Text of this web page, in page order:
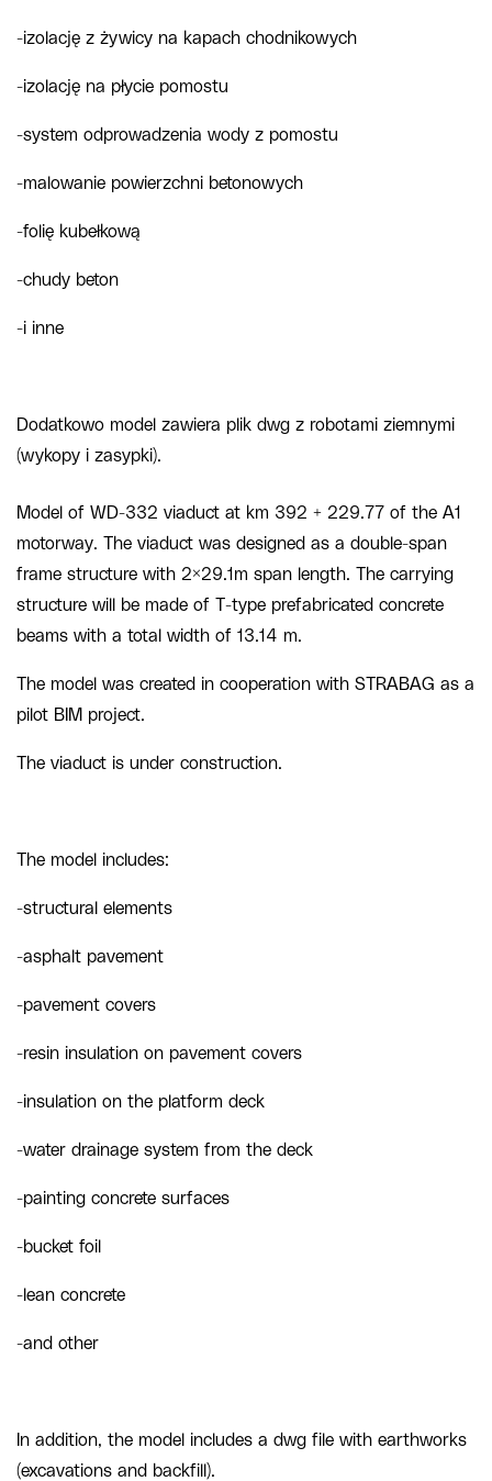
-izolację z żywicy na kapach chodnikowych
-izolację na płycie pomostu
-system odprowadzenia wody z pomostu
-malowanie powierzchni betonowych
-folię kubełkową
-chudy beton
-i inne
Dodatkowo model zawiera plik dwg z robotami ziemnymi
(wykopy i zasypki).
Model of WD-332 viaduct at km 392 + 229.77 of the A1
motorway. The viaduct was designed as a double-span
frame structure with 2×29.1m span length. The carrying
structure will be made of T-type prefabricated concrete
beams with a total width of 13.14 m.
The model was created in cooperation with STRABAG as a
pilot BIM project.
The viaduct is under construction.
The model includes:
-structural elements
-asphalt pavement
-pavement covers
-resin insulation on pavement covers
-insulation on the platform deck
-water drainage system from the deck
-painting concrete surfaces
-bucket foil
-lean concrete
-and other
In addition, the model includes a dwg file with earthworks
(excavations and backfill).